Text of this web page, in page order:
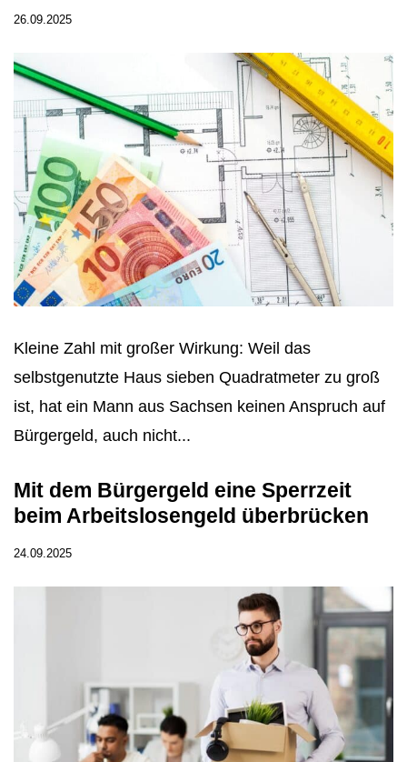
26.09.2025
Kleine Zahl mit großer Wirkung: Weil das
selbstgenutzte Haus sieben Quadratmeter zu groß
ist, hat ein Mann aus Sachsen keinen Anspruch auf
Bürgergeld, auch nicht...
Mit dem Bürgergeld eine Sperrzeit
beim Arbeitslosengeld überbrücken
24.09.2025